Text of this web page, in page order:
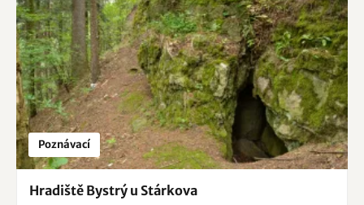
Poznávací
Hradiště Bystrý u Stárkova